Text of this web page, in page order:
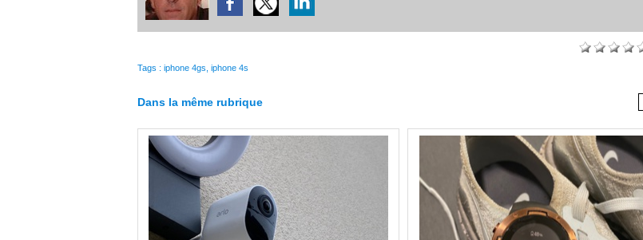
Tags : iphone 4gs iphone 4s
Dans la même rubrique